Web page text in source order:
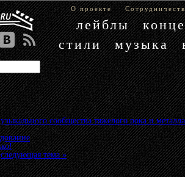
О проекте
лейблы
стили
музыка
сообщества тяжелого рока и металла
»
следующая тема »